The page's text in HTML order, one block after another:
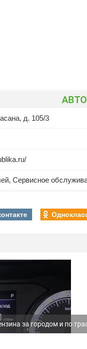
д. 105/3
Сервисное
за городом и по